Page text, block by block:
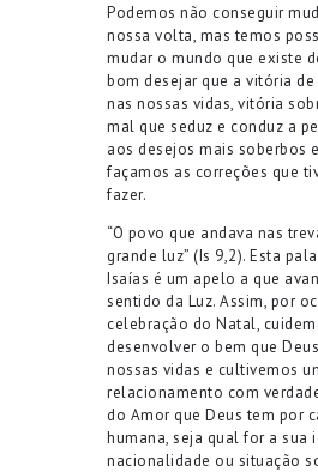
Podemos não conseguir
nossa volta, mas temos
mudar o mundo que existe
bom desejar que a vitória
nas nossas vidas, vitória
mal que seduz e conduz a
aos desejos mais soberbos
façamos as correções que
fazer.
“O povo que andava nas
grande luz” (Is 9,2). Esta
Isaías é um apelo a que
sentido da Luz. Assim, por
celebração do Natal,
desenvolver o bem que
nossas vidas e cultivemos
relacionamento com
do Amor que Deus tem por
humana, seja qual for a sua
nacionalidade ou situação